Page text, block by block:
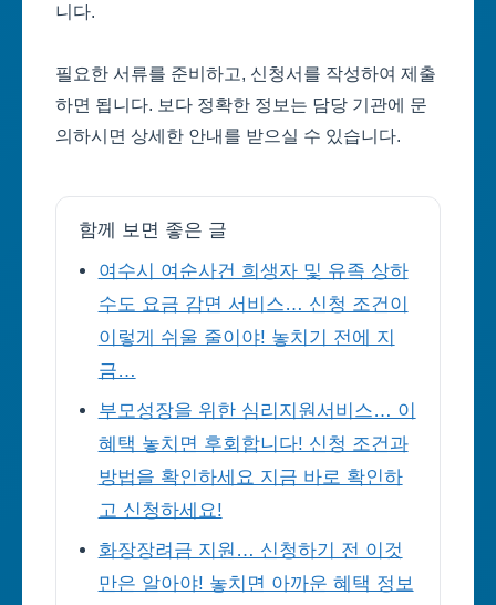
니다.
필요한 서류를 준비하고, 신청서를 작성하여 제출
하면 됩니다. 보다 정확한 정보는 담당 기관에 문
의하시면 상세한 안내를 받으실 수 있습니다.
함께 보면 좋은 글
여수시 여순사건 희생자 및 유족 상하
수도 요금 감면 서비스… 신청 조건이
이렇게 쉬울 줄이야! 놓치기 전에 지
금…
부모성장을 위한 심리지원서비스… 이
혜택 놓치면 후회합니다! 신청 조건과
방법을 확인하세요 지금 바로 확인하
고 신청하세요!
화장장려금 지원… 신청하기 전 이것
만은 알아야! 놓치면 아까운 혜택 정보